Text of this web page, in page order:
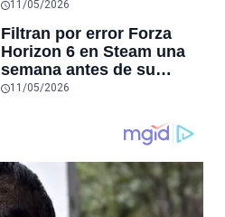
con 4K, frames sin límite,
desarrollo, y Nintendo no
lo puede detener
11/05/2026
Filtran por error Forza
Horizon 6 en Steam una
semana antes de su
estreno: Microsoft baneó
jugaron hasta el 31 de
diciembre de 9999
11/05/2026